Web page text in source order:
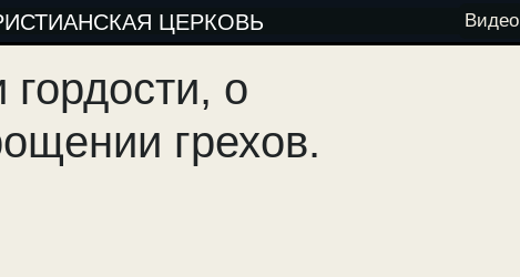
ЦЕРКОВЬ Видео
о
грехов.